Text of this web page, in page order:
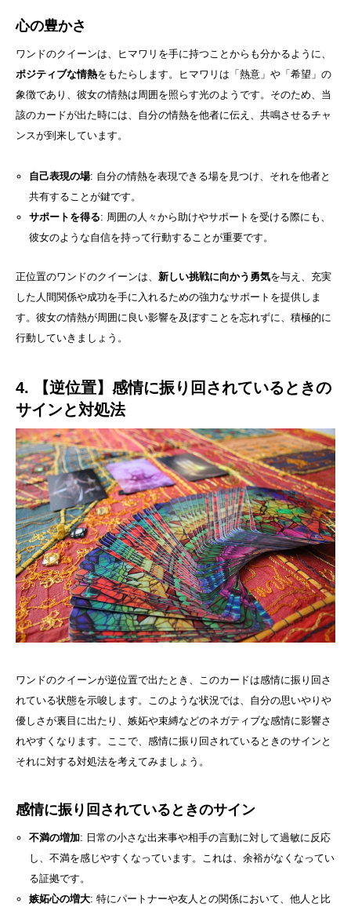
心の豊かさ
ワンドのクイーンは、ヒマワリを手に持つことからも分かるように、
ポジティブな情熱をもたらします。ヒマワリは「熱意」や「希望」の
象徴であり、彼女の情熱は周囲を照らす光のようです。そのため、当
該のカードが出た時には、自分の情熱を他者に伝え、共鳴させるチャ
ンスが到来しています。
自己表現の場: 自分の情熱を表現できる場を見つけ、それを他者と
共有することが鍵です。
サポートを得る: 周囲の人々から助けやサポートを受ける際にも、
彼女のような自信を持って行動することが重要です。
正位置のワンドのクイーンは、 新しい挑戦に向かう勇気を与え、充実
した人間関係や成功を手に入れるための強力なサポートを提供しま
す。彼女の情熱が周囲に良い影響を及ぼすことを忘れずに、積極的に
行動していきましょう。
4. 【逆位置】感情に振り回されているときの
サインと対処法
ワンドのクイーンが逆位置で出たとき、このカードは感情に振り回さ
れている状態を示唆します。このような状況では、自分の思いやりや
優しさが裏目に出たり、嫉妬や束縛などのネガティブな感情に影響さ
れやすくなります。ここで、感情に振り回されているときのサインと
それに対する対処法を考えてみましょう。
感情に振り回されているときのサイン
不満の増加: 日常の小さな出来事や相手の言動に対して過敏に反応
し、不満を感じやすくなっています。これは、余裕がなくなってい
る証拠です。
嫉妬心の増大: 特にパートナーや友人との関係において、他人と比